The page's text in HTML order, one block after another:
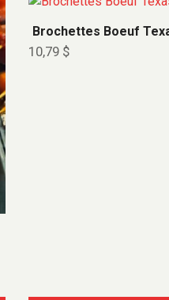
Brochettes Boeuf
10,79 $